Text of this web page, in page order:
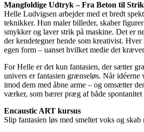
Mangfoldige Udtryk – Fra Beton til
Helle Ludvigsen arbejder med et bredt
teknikker. Hun maler billeder, skaber
smykker og laver strik på maskine. Det er
der kendetegner hende som kreativist.
egen form – uanset hvilket medie det
For Helle er det kun fantasien, der sætter
univers er fantasien grænseløs. Når
imod dem med åbne arme – og omsætter
værker, som bærer præg af både spontanitet
Encaustic ART kursus
Slip fantasien løs med smeltet voks og